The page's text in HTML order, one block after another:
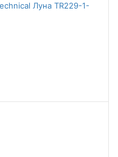
Луна TR229-1-